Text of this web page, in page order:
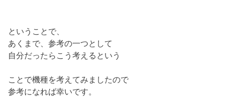
ということで、
あくまで、参考の一つとして
自分だったらこう考えるという
ことで機種を考えてみましたので
参考になれば幸いです。